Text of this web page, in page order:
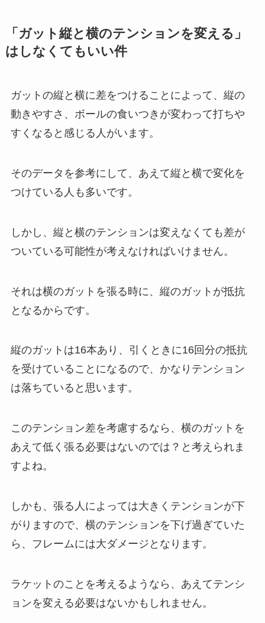
「ガット縦と横のテンションを変える」
はしなくてもいい件
ガットの縦と横に差をつけることによって、縦の
動きやすさ、ボールの食いつきが変わって打ちや
すくなると感じる人がいます。
そのデータを参考にして、あえて縦と横で変化を
つけている人も多いです。
しかし、縦と横のテンションは変えなくても差が
ついている可能性が考えなければいけません。
それは横のガットを張る時に、縦のガットが抵抗
となるからです。
縦のガットは16本あり、引くときに16回分の抵抗
を受けていることになるので、かなりテンション
は落ちていると思います。
このテンション差を考慮するなら、横のガットを
あえて低く張る必要はないのでは？と考えられま
すよね。
しかも、張る人によっては大きくテンションが下
がりますので、横のテンションを下げ過ぎていた
ら、フレームには大ダメージとなります。
ラケットのことを考えるようなら、あえてテンシ
ョンを変える必要はないかもしれません。